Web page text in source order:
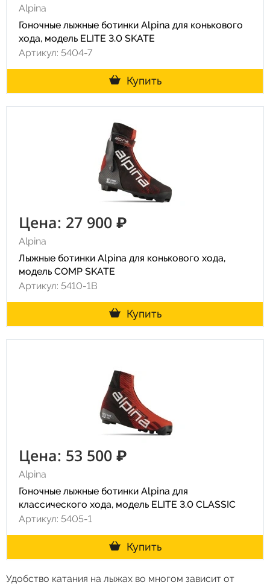
Alpina
Гоночные лыжные ботинки Alpina для конькового
хода, модель ELITE 3.0 SKATE
Артикул: 5404-7
Купить
Цена: 27 900 ₽
Alpina
Лыжные ботинки Alpina для конькового хода,
модель COMP SKATE
Артикул: 5410-1B
Купить
Цена: 53 500 ₽
Alpina
Гоночные лыжные ботинки Alpina для
классического хода, модель ELITE 3.0 CLASSIC
Артикул: 5405-1
Купить
Удобство катания на лыжах во многом зависит от